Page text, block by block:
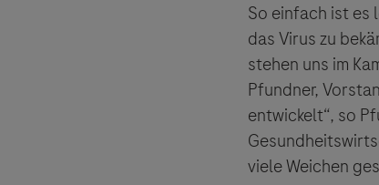
So einfach ist es
das Virus zu
stehen uns im
Pfundner,
entwickelt“, so
viele Weichen